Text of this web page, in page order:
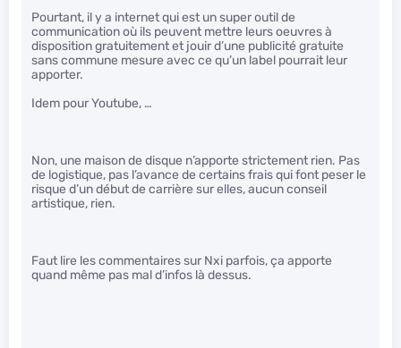
Pourtant, il y a internet qui est un super outil de
communication où ils peuvent mettre leurs oeuvres à
disposition gratuitement et jouir d’une publicité gratuite
sans commune mesure avec ce qu’un label pourrait leur
apporter.
Idem pour Youtube, …
Non, une maison de disque n’apporte strictement rien. Pas
de logistique, pas l’avance de certains frais qui font peser le
risque d’un début de carrière sur elles, aucun conseil
artistique, rien.
Faut lire les commentaires sur Nxi parfois, ça apporte
quand même pas mal d’infos là dessus.